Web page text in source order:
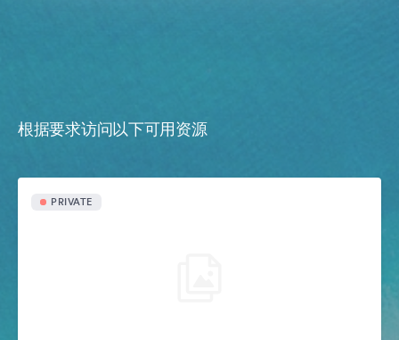
根据要求访问以下可用资源
PRIVATE